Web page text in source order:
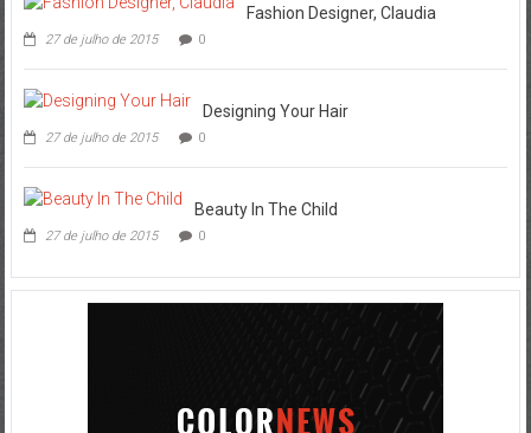
Fashion Designer, Claudia
27 de julho de 2015 0
Designing Your Hair
27 de julho de 2015 0
Beauty In The Child
27 de julho de 2015 0